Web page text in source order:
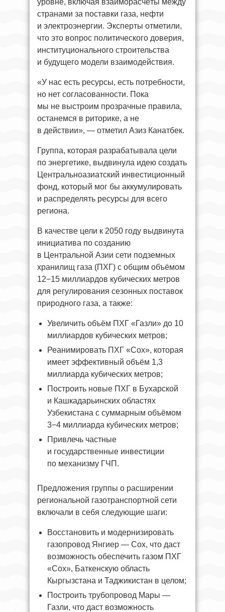
странами за поставки газа, нефти
и электроэнергии. Эксперты отметили,
что это вопрос политического доверия,
институционального строительства
и будущего модели взаимодействия.
«У нас есть ресурсы, есть потребности,
но нет согласованности. Пока
мы не выстроим прозрачные правила,
останемся в риторике, а не
в действии», — отметил Азиз Канатбек.
Группа, которая разрабатывала цели
по энергетике, выдвинула идею создать
Центральноазиатский инвестиционный
фонд, который мог бы аккумулировать
и распределять ресурсы для всего
региона.
В качестве цели к 2050 году выдвинута
инициатива по созданию
в Центральной Азии сети подземных
хранилищ газа (ПХГ) с общим объёмом
12−15 миллиардов кубических метров
для регулирования сезонных поставок
природного газа, а также:
Увеличить объём ПХГ «Газли» до 10
миллиардов кубических метров;
Реанимировать ПХГ «Сох», которая
имеет эффективный объём 1,3
миллиарда кубических метров;
Построить новые ПХГ в Бухарской
и Кашкадарьинских областях
Узбекистана с суммарным объёмом
3−4 миллиарда кубических метров;
Привлечь частные
и государственные инвестиции
по механизму ГЧП.
Предложения группы о расширении
региональной газотранспортной сети
включали в себя следующие шаги:
Восстановить и модернизировать
газопровод Янгиер — Сох, что даст
возможность обеспечить газом ПХГ
«Сох», Баткенскую область
Кыргызстана и Таджикистан в целом;
Построить трубопровод Мары —
Газли, что даст возможность